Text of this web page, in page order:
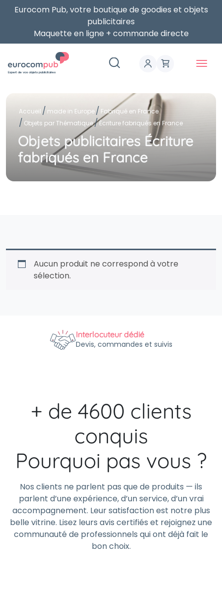
Eurocom Pub, votre boutique de goodies et objets
publicitaires
Maquette en ligne + commande directe
Expert de vos objets publicitaires
Accueil made in Europe
Fabriqué en France
Objets par Thématique
Écriture fabriqués en France
Objets publicitaires Écriture
fabriqués en France
Aucun produit ne correspond à votre
sélection.
Interlocuteur dédié
Devis, commandes et suivis
+ de 4600 clients
conquis
Pourquoi pas vous ?
Nos clients ne parlent pas que de produits — ils
parlent d’une expérience, d’un service, d’un vrai
accompagnement. Leur satisfaction est notre plus
belle vitrine. Lisez leurs avis certifiés et rejoignez une
communauté de professionnels qui ont déjà fait le
bon choix.